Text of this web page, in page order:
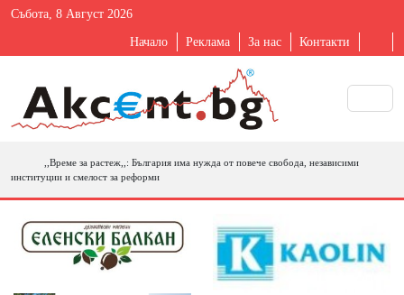
Събота, 8 Август 2026
Начало Реклама За нас Контакти
,,Време за растеж,,: България има нужда от повече свобода, независими
институции и смелост за реформи